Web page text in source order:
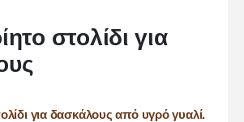
στολίδι για
για δασκάλους από υγρό γυαλί.